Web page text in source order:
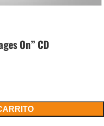
On” CD